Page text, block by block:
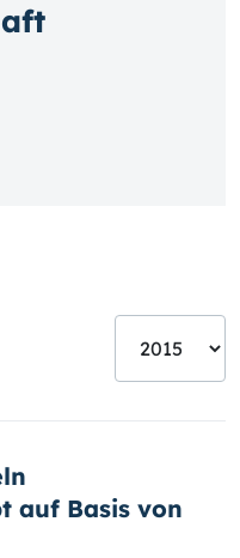
auf Basis von